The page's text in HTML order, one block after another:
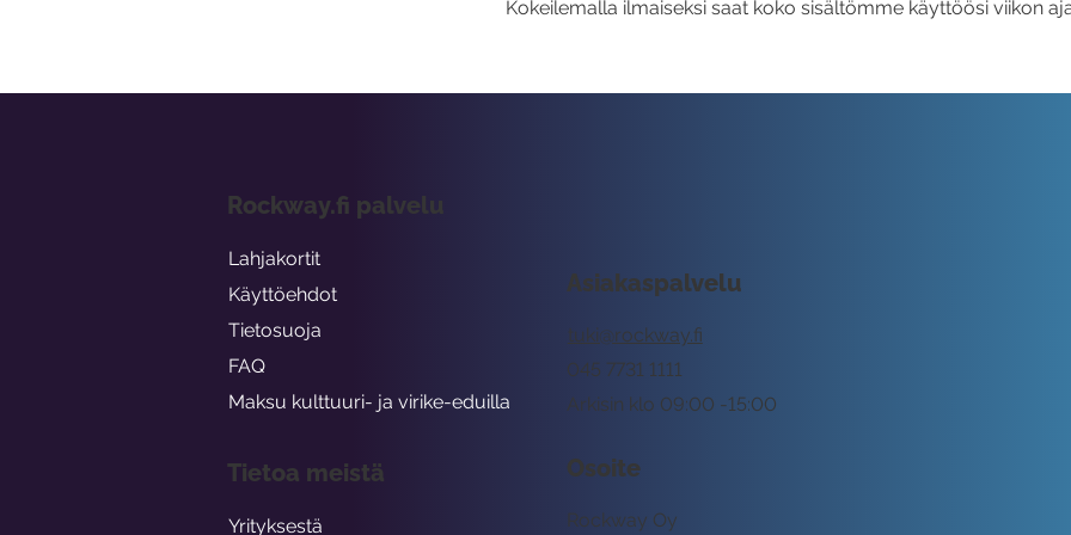
Kokeilemalla ilmaiseksi saat koko sisältömme käyttöösi viikon
Asiakaspalvelu
tuki@rockway.fi
Arkisin klo 09:00 -15:00
045 7731 1111
Osoite
Rockway Oy
Rockway.fi palvelu
Lahjakortit
Käyttöehdot
Tietosuoja
FAQ
Maksu kulttuuri- ja virike-eduilla
Tietoa meistä
Yrityksestä